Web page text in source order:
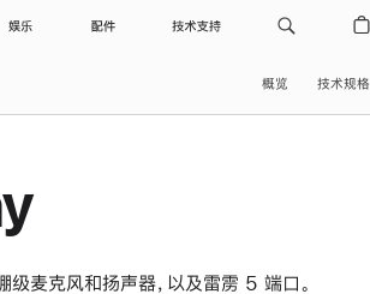
娱乐 配件 技术支持
概览 技术规格
麦克风和扬声器，以及雷雳 5 端口。